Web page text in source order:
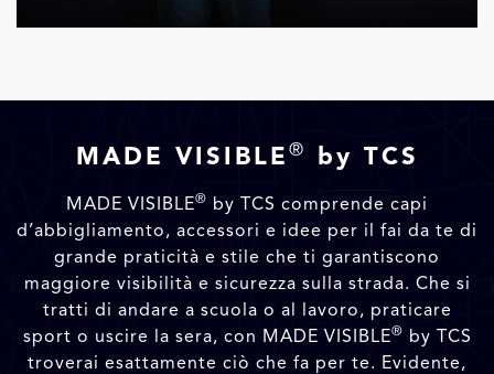
MADE VISIBLE ® by TCS
MADE VISIBLE® by TCS comprende capi
d’abbigliamento, accessori e idee per il fai da te di
grande praticità e stile che ti garantiscono
maggiore visibilità e sicurezza sulla strada. Che si
tratti di andare a scuola o al lavoro, praticare
sport o uscire la sera, con MADE VISIBLE® by TCS
troverai esattamente ciò che fa per te. Evidente,